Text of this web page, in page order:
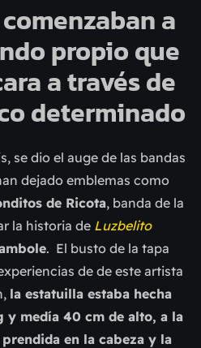
a
propio que
a través de
determinado
se dio el auge de las bandas
dejado emblemas como
de Ricota, banda de la
la historia de Luzbelito
. El busto de la tapa
de de este artista
la estatuilla estaba hecha
y medía 40 cm de alto, a la
en la cabeza y la